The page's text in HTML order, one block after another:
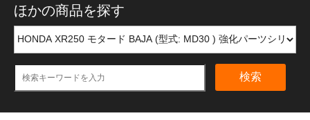
ほかの商品を探す
検索